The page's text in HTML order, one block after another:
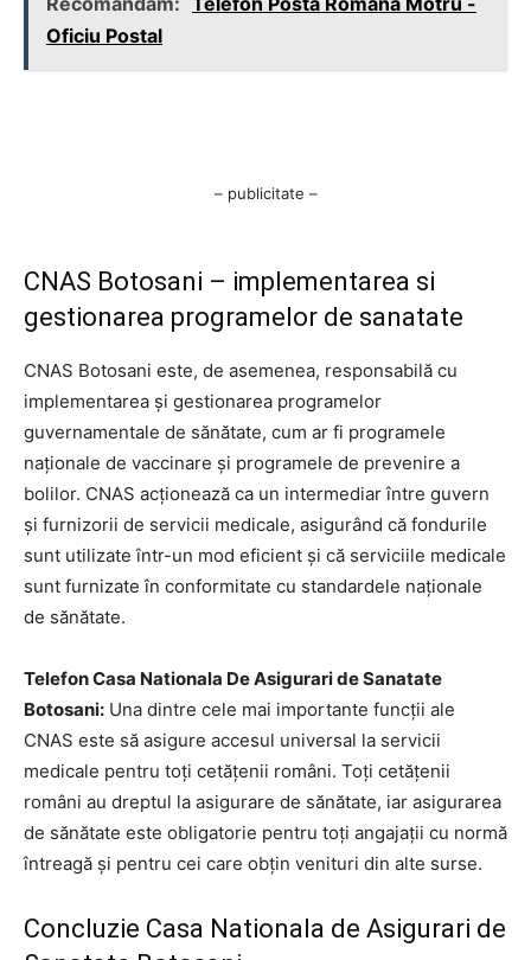
Oficiu Postal
– publicitate –
CNAS Botosani – implementarea si
gestionarea programelor de sanatate
CNAS Botosani este, de asemenea, responsabilă cu
implementarea și gestionarea programelor
guvernamentale de sănătate, cum ar fi programele
naționale de vaccinare și programele de prevenire a
bolilor. CNAS acționează ca un intermediar între guvern
și furnizorii de servicii medicale, asigurând că fondurile
sunt utilizate într-un mod eficient și că serviciile medicale
sunt furnizate în conformitate cu standardele naționale
de sănătate.
Telefon Casa Nationala De Asigurari de Sanatate
Botosani: Una dintre cele mai importante funcții ale
CNAS este să asigure accesul universal la servicii
medicale pentru toți cetățenii români. Toți cetățenii
români au dreptul la asigurare de sănătate, iar asigurarea
de sănătate este obligatorie pentru toți angajații cu normă
întreagă și pentru cei care obțin venituri din alte surse.
Concluzie Casa Nationala de Asigurari de